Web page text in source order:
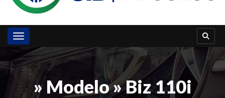
Toggle navigation
» Modelo » Biz 110i